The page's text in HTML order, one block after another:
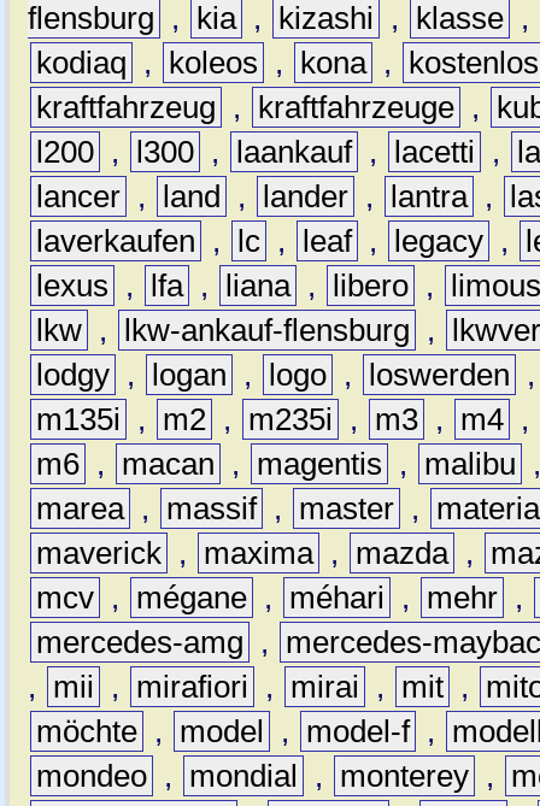
flensburg
, kia , kizashi , klasse ,
kodiaq
, koleos , kona ,
kostenlos
kraftfahrzeug
, kraftfahrzeuge ,
l200 , l300 , laankauf , lacetti ,
lancer , land , lander , lantra ,
laverkaufen
, lc , leaf , legacy ,
lexus
, lfa , liana , libero ,
lkw , lkw-ankauf-flensburg ,
lodgy , logan , logo , loswerden
m135i
, m2 , m235i , m3 , m4 ,
m6 , macan , magentis , malibu
marea , massif , master ,
materia
maverick , maxima , mazda ,
mcv , mégane , méhari , mehr ,
mercedes-amg
,
mercedes-
,
mii , mirafiori , mirai , mit ,
möchte , model , model-f ,
mondeo , mondial , monterey ,